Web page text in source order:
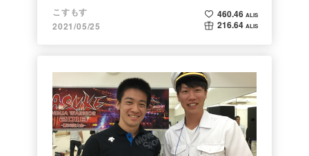
こすもす
2021/05/25
460.46 ALIS
216.64 ALIS